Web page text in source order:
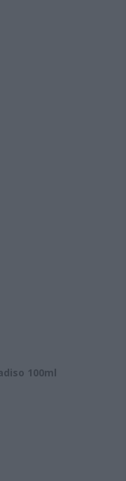
100ml